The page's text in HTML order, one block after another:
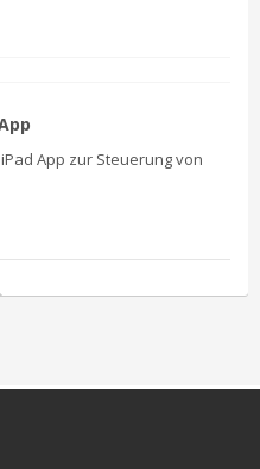
App zur Steuerung von